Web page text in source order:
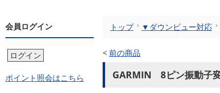
会員ログイン
ログイン
ポイント照会はこちら
トップ ▼ダウンビュー対応
<前の商品
GARMIN 8ピン振動子